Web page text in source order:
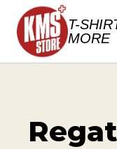
Salta
contenuto
T-
MORE